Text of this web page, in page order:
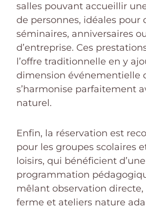
salles pouvant accueillir
de personnes, idéales pour
séminaires, anniversaires
d’entreprise. Ces
l’offre traditionnelle en y
dimension événementielle
s’harmonise parfaitement
naturel.
Enfin, la réservation est
pour les groupes scolaires
loisirs, qui bénéficient d’une
programmation
mêlant observation
ferme et ateliers nature